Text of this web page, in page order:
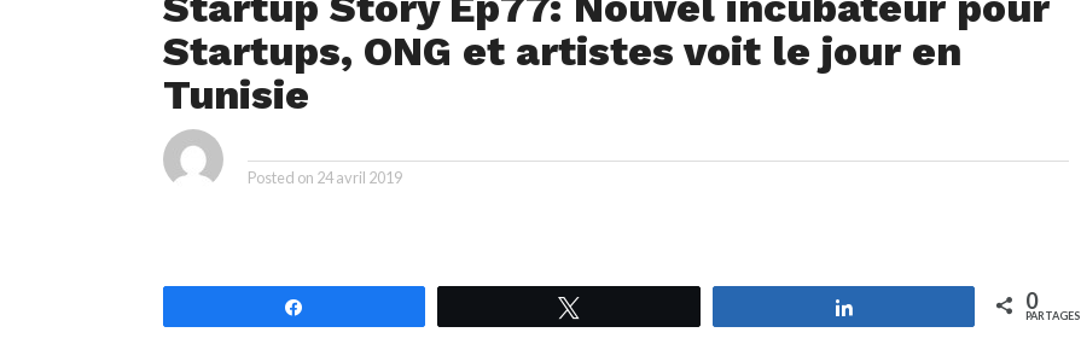
Startups, ONG et artistes voit le jour en
Tunisie
Posted on 24 avril 2019
0
PARTAGES